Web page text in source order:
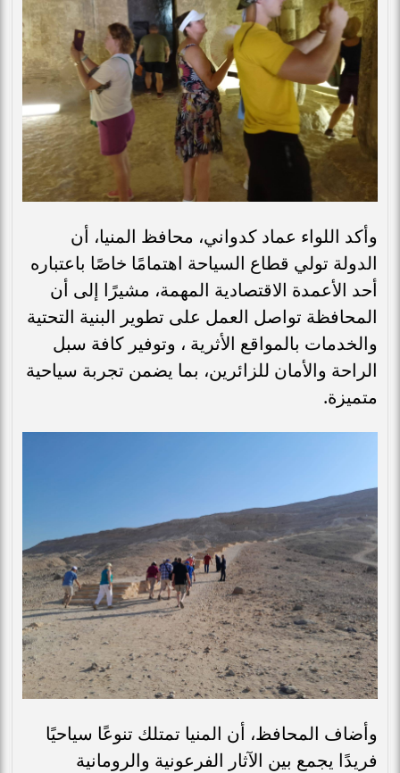
وأكد اللواء عماد كدواني، محافظ المنيا، أن
الدولة تولي قطاع السياحة اهتمامًا خاصًا باعتباره
أحد الأعمدة الاقتصادية المهمة، مشيرًا إلى أن
المحافظة تواصل العمل على تطوير البنية التحتية
والخدمات بالمواقع الأثرية ، وتوفير كافة سبل
الراحة والأمان للزائرين، بما يضمن تجربة سياحية
متميزة.
وأضاف المحافظ، أن المنيا تمتلك تنوعًا سياحيًا
فريدًا يجمع بين الآثار الفرعونية والرومانية